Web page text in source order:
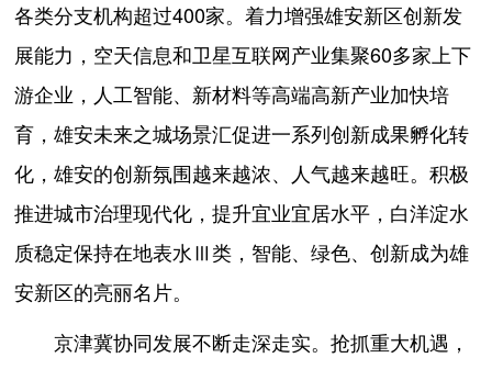
各类分支机构超过400家。着力增强雄安新区创新发
展能力，空天信息和卫星互联网产业集聚60多家上下
游企业，人工智能、新材料等高端高新产业加快培
育，雄安未来之城场景汇促进一系列创新成果孵化转
化，雄安的创新氛围越来越浓、人气越来越旺。积极
推进城市治理现代化，提升宜业宜居水平，白洋淀水
质稳定保持在地表水Ⅲ类，智能、绿色、创新成为雄
安新区的亮丽名片。
京津冀协同发展不断走深走实。抢抓重大机遇，